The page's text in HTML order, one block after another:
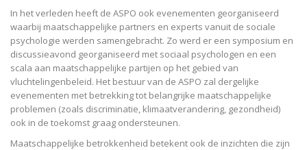
In het verleden heeft de ASPO ook evenementen georganiseerd
waarbij maatschappelijke partners en experts vanuit de sociale
psychologie werden samengebracht. Zo werd er een symposium en
discussieavond georganiseerd met sociaal psychologen en een
scala aan maatschappelijke partijen op het gebied van
vluchtelingenbeleid. Het bestuur van de ASPO zal dergelijke
evenementen met betrekking tot belangrijke maatschappelijke
problemen (zoals discriminatie, klimaatverandering, gezondheid)
ook in de toekomst graag ondersteunen.
Maatschappelijke betrokkenheid betekent ook de inzichten die zijn